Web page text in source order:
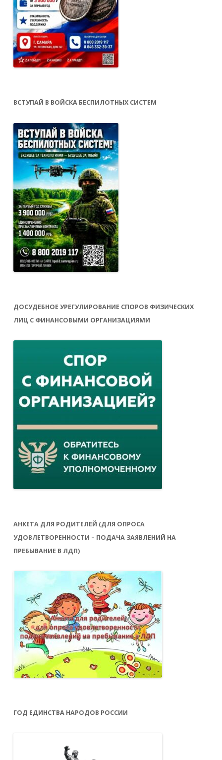
ВСТУПАЙ В ВОЙСКА БЕСПИЛОТНЫХ СИСТЕМ
ДОСУДЕБНОЕ УРЕГУЛИРОВАНИЕ СПОРОВ ФИЗИЧЕСКИХ
ЛИЦ С ФИНАНСОВЫМИ ОРГАНИЗАЦИЯМИ
АНКЕТА ДЛЯ РОДИТЕЛЕЙ (ДЛЯ ОПРОСА
УДОВЛЕТВОРЕННОСТИ – ПОДАЧА ЗАЯВЛЕНИЙ НА
ПРЕБЫВАНИЕ В ЛДП)
ГОД ЕДИНСТВА НАРОДОВ РОССИИ